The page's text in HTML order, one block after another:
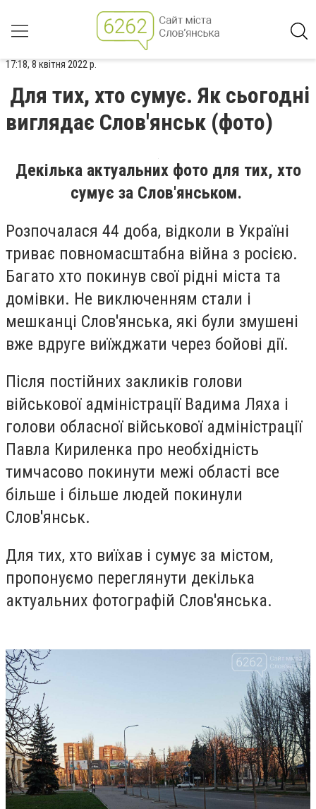
17:18, 8 квітня 2022 р.
Для тих, хто сумує. Як сьогодні
виглядає Слов'янськ (фото)
Декілька актуальних фото для тих, хто
сумує за Слов'янськом.
Розпочалася 44 доба, відколи в Україні
триває повномасштабна війна з росією.
Багато хто покинув свої рідні міста та
домівки. Не виключенням стали і
мешканці Слов'янська, які були змушені
вже вдруге виїжджати через бойові дії.
Після постійних закликів голови
військової адміністрації Вадима Ляха і
голови обласної військової адміністрації
Павла Кириленка про необхідність
тимчасово покинути межі області все
більше і більше людей покинули
Слов'янськ.
Для тих, хто виїхав і сумує за містом,
пропонуємо переглянути декілька
актуальних фотографій Слов'янська.